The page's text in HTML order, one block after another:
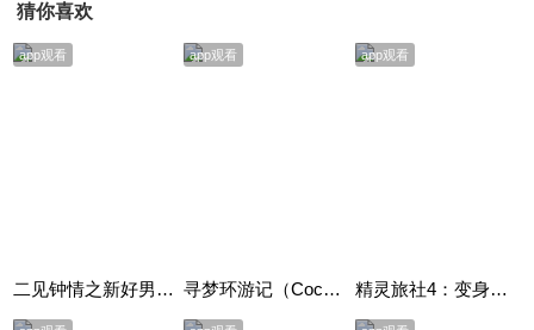
猜你喜欢
app观看
二见钟情之新好男人（Mr. Wrong）
app观看
寻梦环游记（Coco）英语版
app观看
精灵旅社4：变身大冒险（Hotel Transylvania 4: Transformania）